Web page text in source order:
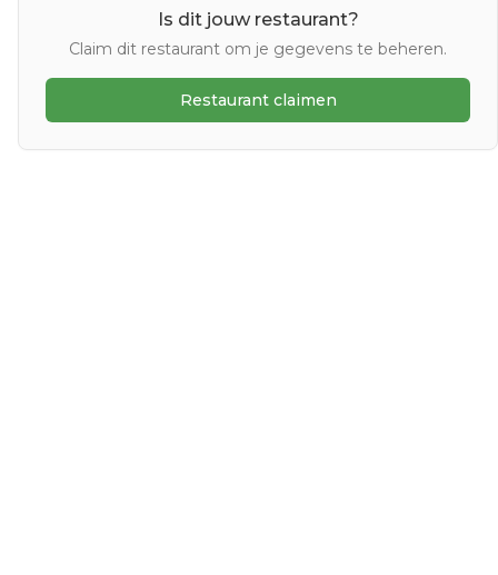
Is dit jouw restaurant?
Claim dit restaurant om je gegevens te beheren.
Restaurant claimen